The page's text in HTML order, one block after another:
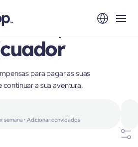
para pagar as suas
continuar a sua aventura.
semana • Adicionar convidados